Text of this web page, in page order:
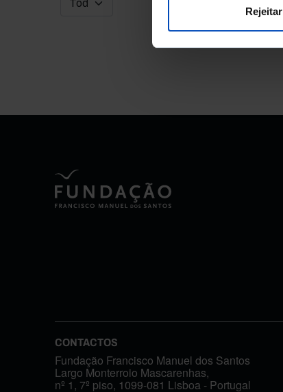
Rejeitar
CONTACTOS
Fundação Francisco Manuel dos Santos
Largo Monterroio Mascarenhas,
nº 1, 7º piso, 1099-081 Lisboa - Portugal